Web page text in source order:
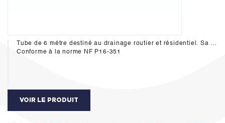
Tube de 6 métre destiné au drainage routier et résidentiel. Sa grande résistance mécanique (PVC rigide KW 65-67) permet une utilisation en zone de fortes contraintes.
Conforme à la norme NF P16-351
VOIR LE PRODUIT